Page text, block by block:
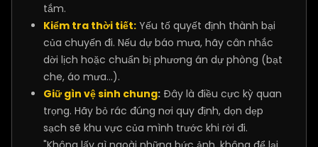
tắm.
Kiểm tra thời tiết: Yếu tố quyết định thành bại
của chuyến đi. Nếu dự báo mưa, hãy cân nhắc
dời lịch hoặc chuẩn bị phương án dự phòng (bạt
che, áo mưa...).
Giữ gìn vệ sinh chung: Đây là điều cực kỳ quan
trọng. Hãy bỏ rác đúng nơi quy định, dọn dẹp
sạch sẽ khu vực của mình trước khi rời đi.